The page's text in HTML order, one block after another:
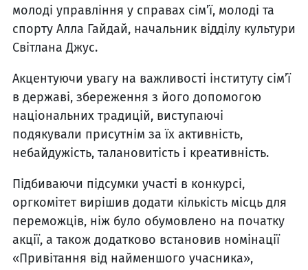
молоді управління у справах сім’ї, молоді та
спорту Алла Гайдай, начальник відділу культури
Світлана Джус.
Акцентуючи увагу на важливості інституту сім’ї
в державі, збереження з його допомогою
національних традицій, виступаючі
подякували присутнім за їх активність,
небайдужість, талановитість і креативність.
Підбиваючи підсумки участі в конкурсі,
оргкомітет вирішив додати кількість місць для
переможців, ніж було обумовлено на початку
акції, а також додатково встановив номінації
«Привітання від найменшого учасника»,